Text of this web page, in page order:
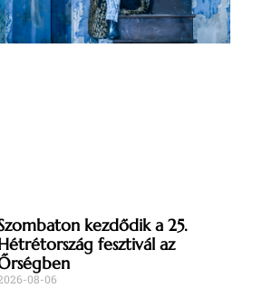
kezdődik a 25.
fesztivál az
08-06